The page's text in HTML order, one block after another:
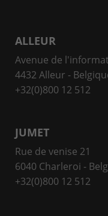
ALLEUR
Avenue de
4432 Alleur -
+32(0)800 12 512
JUMET
Rue de venise 21
6040 Charleroi -
+32(0)800 12 512